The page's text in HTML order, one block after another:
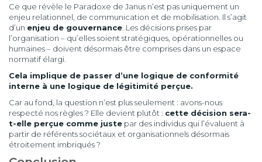
Ce que révèle le Paradoxe de Janus n’est pas uniquement un
enjeu relationnel, de communication et de mobilisation. Il s’agit
d’un enjeu de gouvernance. Les décisions prises par
l’organisation – qu’elles soient stratégiques, opérationnelles ou
humaines – doivent désormais être comprises dans un espace
normatif élargi.
Cela implique de passer d’une logique de conformité
interne à une logique de légitimité perçue.
Car au fond, la question n’est plus seulement : avons-nous
respecté nos règles ? Elle devient plutôt : cette décision sera-
t-elle perçue comme juste par des individus qui l’évaluent à
partir de référents sociétaux et organisationnels désormais
étroitement imbriqués ?